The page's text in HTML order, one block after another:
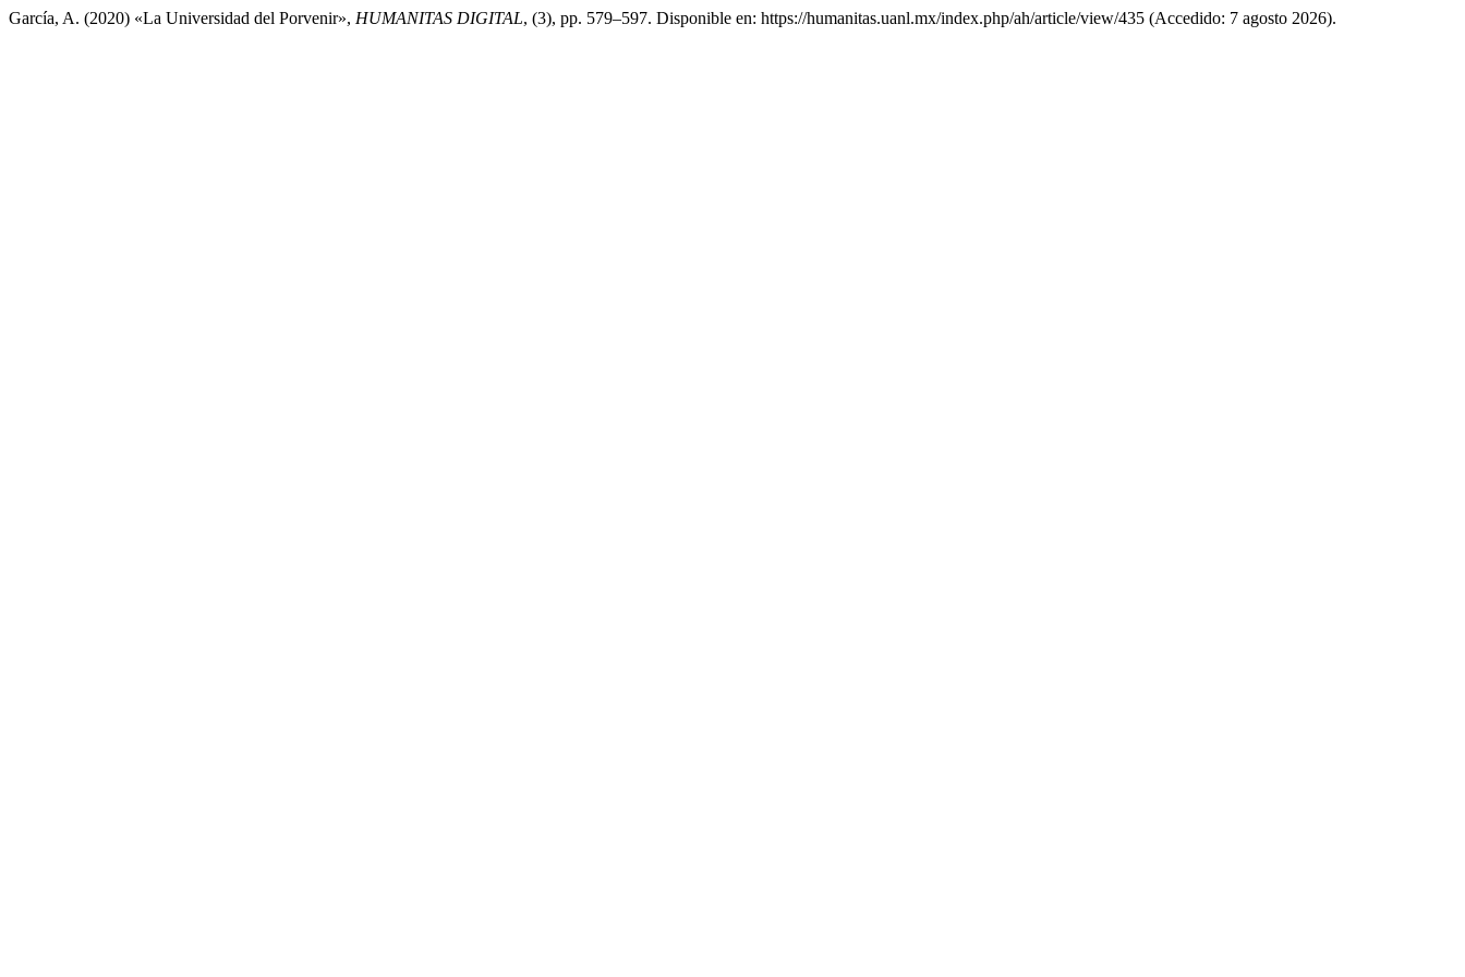
García, A. (2020) «La Universidad del Porvenir», HUMANITAS DIGITAL, (3), pp. 579–597. Disponible en: https://humanitas.uanl.mx/index.php/ah/article/view/435 (Accedido: 7 agosto 2026).